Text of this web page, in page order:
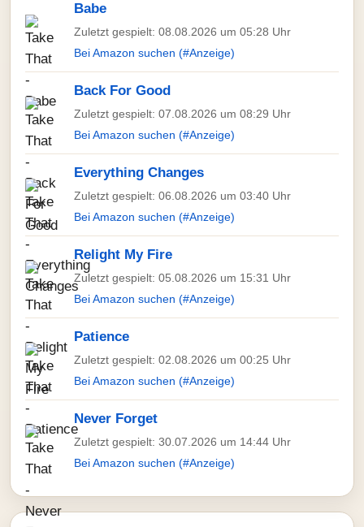
Babe
Zuletzt gespielt: 08.08.2026 um 05:28 Uhr
Bei Amazon suchen (#Anzeige)
Back For Good
Zuletzt gespielt: 07.08.2026 um 08:29 Uhr
Bei Amazon suchen (#Anzeige)
Everything Changes
Zuletzt gespielt: 06.08.2026 um 03:40 Uhr
Bei Amazon suchen (#Anzeige)
Relight My Fire
Zuletzt gespielt: 05.08.2026 um 15:31 Uhr
Bei Amazon suchen (#Anzeige)
Patience
Zuletzt gespielt: 02.08.2026 um 00:25 Uhr
Bei Amazon suchen (#Anzeige)
Never Forget
Zuletzt gespielt: 30.07.2026 um 14:44 Uhr
Bei Amazon suchen (#Anzeige)